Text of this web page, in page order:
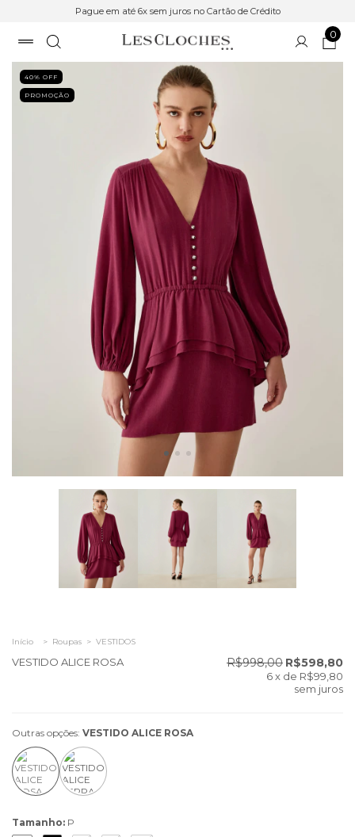
Pague em até 6x sem juros no Cartão de Crédito
0
40% OFF
PROMOÇÃO
Início > Roupas > VESTIDOS
VESTIDO ALICE ROSA R$998,00 R$598,80
6x de R$99,80
sem juros
Outras opções: VESTIDO ALICE ROSA
Tamanho: P